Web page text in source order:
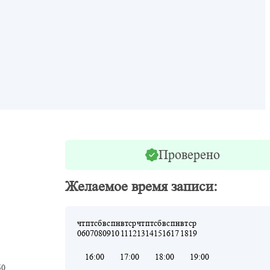
Проверено
Желаемое время записи:
чт
06
пт
07
сб
08
вс
09
пн
10
вт
11
ср
12
чт
13
пт
14
сб
15
вс
16
пн
17
вт
18
ср
19
16:00 17:00 18:00 19:00